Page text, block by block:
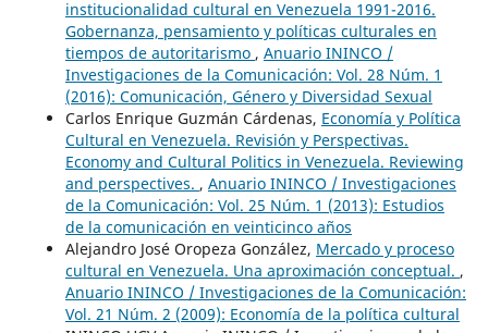
institucionalidad cultural en Venezuela 1991-2016.
Gobernanza, pensamiento y políticas culturales en
tiempos de autoritarismo , Anuario ININCO /
Investigaciones de la Comunicación: Vol. 28 Núm. 1
(2016): Comunicación, Género y Diversidad Sexual
Carlos Enrique Guzmán Cárdenas, Economía y Política
Cultural en Venezuela. Revisión y Perspectivas.
Economy and Cultural Politics in Venezuela. Reviewing
and perspectives. , Anuario ININCO / Investigaciones
de la Comunicación: Vol. 25 Núm. 1 (2013): Estudios
de la comunicación en veinticinco años
Alejandro José Oropeza González, Mercado y proceso
cultural en Venezuela. Una aproximación conceptual. ,
Anuario ININCO / Investigaciones de la Comunicación:
Vol. 21 Núm. 2 (2009): Economía de la política cultural